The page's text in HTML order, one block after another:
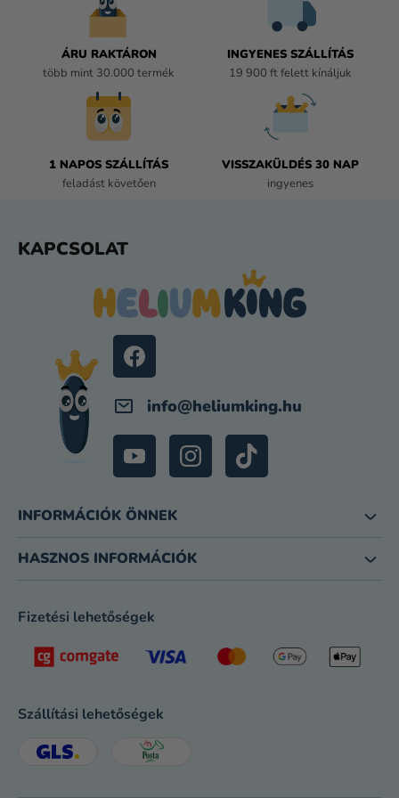
ÁRU RAKTÁRON
több mint 30.000 termék
INGYENES SZÁLLÍTÁS
19 900 ft felett kínáljuk
1 NAPOS SZÁLLÍTÁS
feladást követően
VISSZAKÜLDÉS 30 NAP
ingyenes
KAPCSOLAT
info@heliumking.hu
INFORMÁCIÓK ÖNNEK
HASZNOS INFORMÁCIÓK
Fizetési lehetőségek
Szállítási lehetőségek